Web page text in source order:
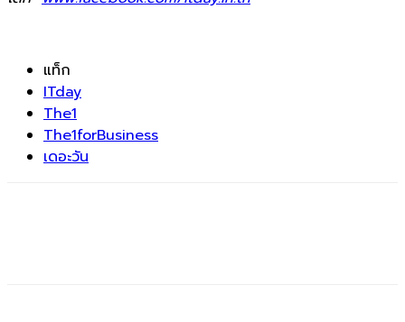
แท็ก
ITday
The1
The1forBusiness
เดอะวัน